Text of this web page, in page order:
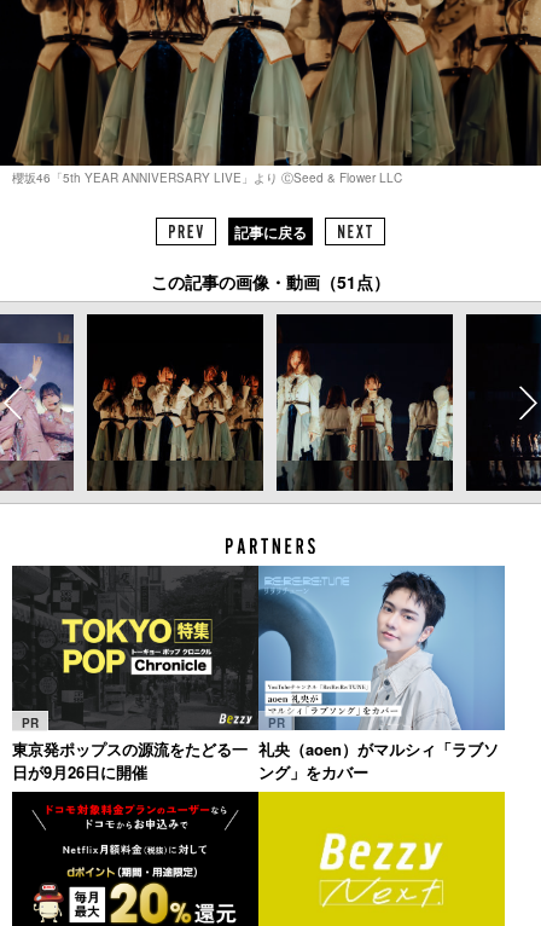
櫻坂46「5th YEAR ANNIVERSARY LIVE」より ⒸSeed & Flower LLC
記事に戻る
この記事の画像・動画（51点）
PR
東京発ポップスの源流をたどる一
日が9月26日に開催
PR
礼央（aoen）がマルシィ「ラブソ
ング」をカバー